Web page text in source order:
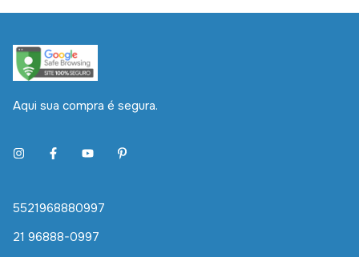
Aqui sua compra é segura.
5521968880997
21 96888-0997